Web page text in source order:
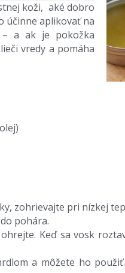
koži, aké dobro
účinne aplikovať na
– a ak je pokožka
vredy a pomáha
zohrievajte pri nízkej
pohára.
Keď sa vosk
a môžete ho